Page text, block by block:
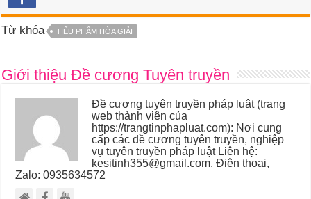
Từ khóa TIỂU PHẨM HÒA GIẢI
Giới thiệu Đề cương Tuyên truyền
Đề cương tuyên truyền pháp luật (trang
web thành viên của
https://trangtinphapluat.com): Nơi cung
cấp các đề cương tuyên truyền, nghiệp
vụ tuyên truyền pháp luật Liên hệ:
kesitinh355@gmail.com. Điện thoại,
Zalo: 0935634572